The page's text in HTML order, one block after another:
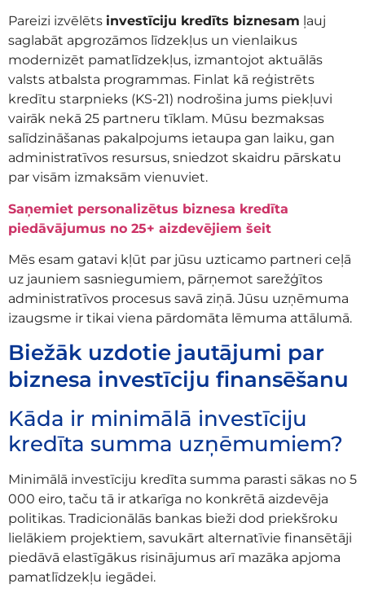
Pareizi izvēlēts investīciju kredīts biznesam ļauj
saglabāt apgrozāmos līdzekļus un vienlaikus
modernizēt pamatlīdzekļus, izmantojot aktuālās
valsts atbalsta programmas. Finlat kā reģistrēts
kredītu starpnieks (KS-21) nodrošina jums piekļuvi
vairāk nekā 25 partneru tīklam. Mūsu bezmaksas
salīdzināšanas pakalpojums ietaupa gan laiku, gan
administratīvos resursus, sniedzot skaidru pārskatu
par visām izmaksām vienuviet.
Saņemiet personalizētus biznesa kredīta
piedāvājumus no 25+ aizdevējiem šeit
Mēs esam gatavi kļūt par jūsu uzticamo partneri ceļā
uz jauniem sasniegumiem, pārņemot sarežģītos
administratīvos procesus savā ziņā. Jūsu uzņēmuma
izaugsme ir tikai viena pārdomāta lēmuma attālumā.
Biežāk uzdotie jautājumi par
biznesa investīciju finansēšanu
Kāda ir minimālā investīciju
kredīta summa uzņēmumiem?
Minimālā investīciju kredīta summa parasti sākas no 5
000 eiro, taču tā ir atkarīga no konkrētā aizdevēja
politikas. Tradicionālās bankas bieži dod priekšroku
lielākiem projektiem, savukārt alternatīvie finansētāji
piedāvā elastīgākus risinājumus arī mazāka apjoma
pamatlīdzekļu iegādei.